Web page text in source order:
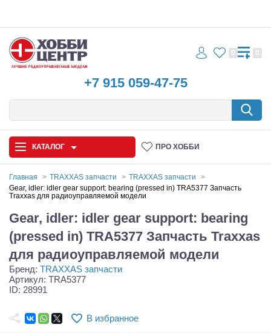
+7 915 059-47-75
0 0
КАТАЛОГ ПРО ХОББИ
Автомодели
Запчасти и аксессуары
Игрушки
Самолеты
Судомодели
Главная TRAXXAS запчасти
TRAXXAS запчасти
Gear, idler: idler gear support: bearing (pressed in) TRA5377 Запчасть
Traxxas для радиоуправляемой модели
Gear, idler: idler gear support: bearing
(pressed in) TRA5377 Запчасть Traxxas
для радиоуправляемой модели
Бренд: TRAXXAS запчасти
Артикул: TRA5377
ID: 28991
В избранное